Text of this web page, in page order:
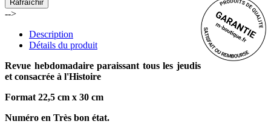
-->
Description
Détails du produit
Revue hebdomadaire paraissant tous les jeudis
et consacrée à l'Histoire
Format 22,5 cm x 30 cm
Numéro en Très bon état.